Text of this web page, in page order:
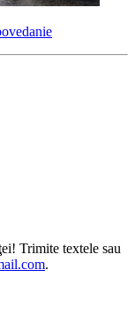
Trimite textele sau
.